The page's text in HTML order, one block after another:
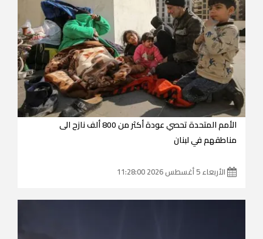
الأمم المتحدة تحصي عودة أكثر من 800 ألف نازح الى
مناطقهم في لبنان
الأربعاء 5 أغسطس 2026 11:28:00